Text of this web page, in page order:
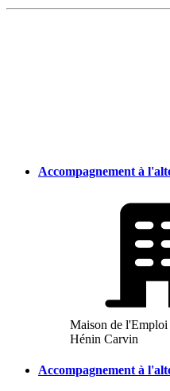
Accompagnement à
Maison de
Hénin Carvin
Accompagnement à